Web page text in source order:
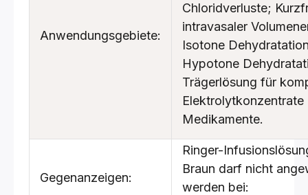
Anwendungsgebiete:
Chloridverluste;
intravasaler
Isotone
Hypotone
Trägerlösung für
Elektrolytkonzentrate
Medikamente.
Gegenanzeigen:
Ringer-
Braun darf nicht
werden bei: